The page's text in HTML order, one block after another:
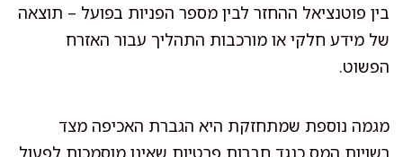
בין פוטנציאל ההחזר לבין מספר הפניות בפועל – תוצאה
של מידע חלקי או מורכבות התהליך עבור האזרח
הפשוט.
מגמה נוספת שמתחזקת היא הגברת האכיפה מצד
רשויות המס כנגד חברות פרטיות שאינן מוסמכות לפעול